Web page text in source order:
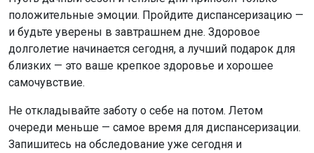
положительные эмоции. Пройдите диспансеризацию —
и будьте уверены в завтрашнем дне. Здоровое
долголетие начинается сегодня, а лучший подарок для
близких — это ваше крепкое здоровье и хорошее
самочувствие.
Не откладывайте заботу о себе на потом. Летом
очереди меньше — самое время для диспансеризации.
Запишитесь на обследование уже сегодня и